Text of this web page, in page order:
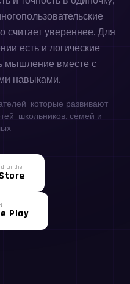
считает увереннее. Для
есть и логические
мышление вместе с
навыками.
которые развивают
школьников, семей и
on the
Play